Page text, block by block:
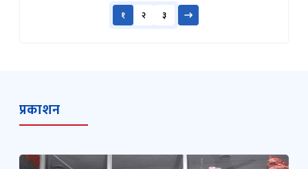
१ २ ३
प्रकाशन